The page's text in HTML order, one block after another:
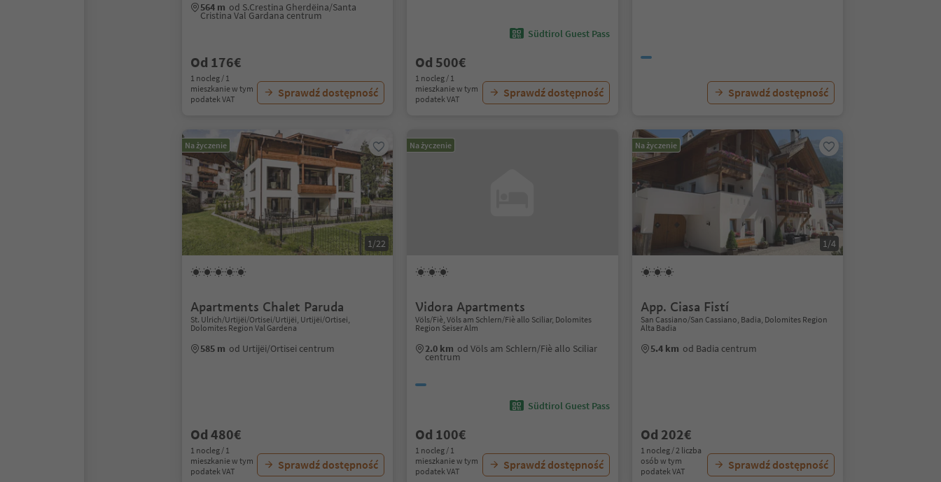
564 m od S.Crestina Gherdëina/Santa
Cristina Val Gardana centrum
Od 176€
1 nocleg / 1
mieszkanie w tym
podatek VAT
Sprawdź dostępność
Südtirol Guest Pass
Od 500€
1 nocleg / 1
mieszkanie w tym
podatek VAT
Sprawdź dostępność Sprawdź dostępność
Na życzenie
1/22
Apartments Chalet Paruda
St. Ulrich/Urtijëi/Ortisei/Urtijëi, Urtijëi/Ortisei,
Dolomites Region Val Gardena
585 m od Urtijëi/Ortisei centrum
Od 480€
1 nocleg / 1
mieszkanie w tym
podatek VAT
Sprawdź dostępność
Na życzenie
Vidora Apartments
Völs/Fiè, Völs am Schlern/Fiè allo Sciliar, Dolomites
Region Seiser Alm
2.0 km od Völs am Schlern/Fiè allo Sciliar
centrum
Südtirol Guest Pass
Od 100€
1 nocleg / 1
mieszkanie w tym
podatek VAT
Sprawdź dostępność
Na życzenie
1/4
App. Ciasa Fistí
San Cassiano/San Cassiano, Badia, Dolomites Region
Alta Badia
5.4 km od Badia centrum
Od 202€
1 nocleg / 2 liczba
osób w tym
podatek VAT
Sprawdź dostępność